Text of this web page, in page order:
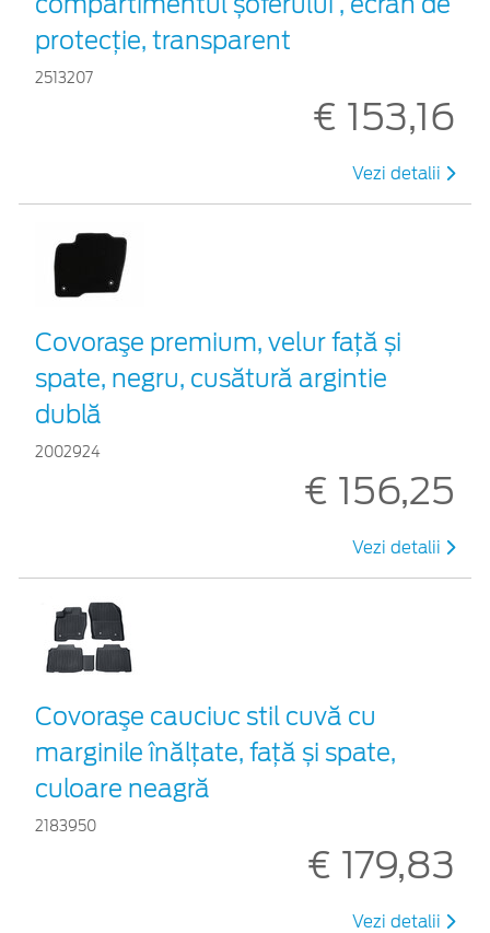
protecție, transparent
2513207
€ 153,16
Vezi detalii
Covoraşe premium, velur față și
spate, negru, cusătură argintie
dublă
2002924
€ 156,25
Vezi detalii
Covoraşe cauciuc stil cuvă cu
marginile înălțate, față și spate,
culoare neagră
2183950
€ 179,83
Vezi detalii